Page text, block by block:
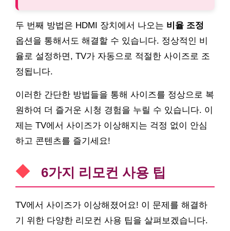
두 번째 방법은 HDMI 장치에서 나오는 비율 조정
옵션을 통해서도 해결할 수 있습니다. 정상적인 비
율로 설정하면, TV가 자동으로 적절한 사이즈로 조
정됩니다.
이러한 간단한 방법들을 통해 사이즈를 정상으로 복
원하여 더 즐거운 시청 경험을 누릴 수 있습니다. 이
제는 TV에서 사이즈가 이상해지는 걱정 없이 안심
하고 콘텐츠를 즐기세요!
6가지 리모컨 사용 팁
TV에서 사이즈가 이상해졌어요! 이 문제를 해결하
기 위한 다양한 리모컨 사용 팁을 살펴보겠습니다.